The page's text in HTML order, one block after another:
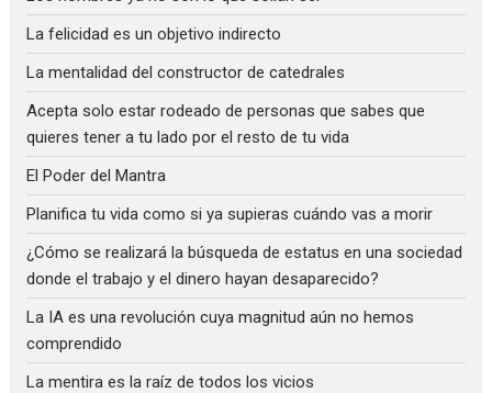
La felicidad es un objetivo indirecto
La mentalidad del constructor de catedrales
Acepta solo estar rodeado de personas que sabes que
quieres tener a tu lado por el resto de tu vida
El Poder del Mantra
Planifica tu vida como si ya supieras cuándo vas a morir
¿Cómo se realizará la búsqueda de estatus en una sociedad
donde el trabajo y el dinero hayan desaparecido?
La IA es una revolución cuya magnitud aún no hemos
comprendido
La mentira es la raíz de todos los vicios